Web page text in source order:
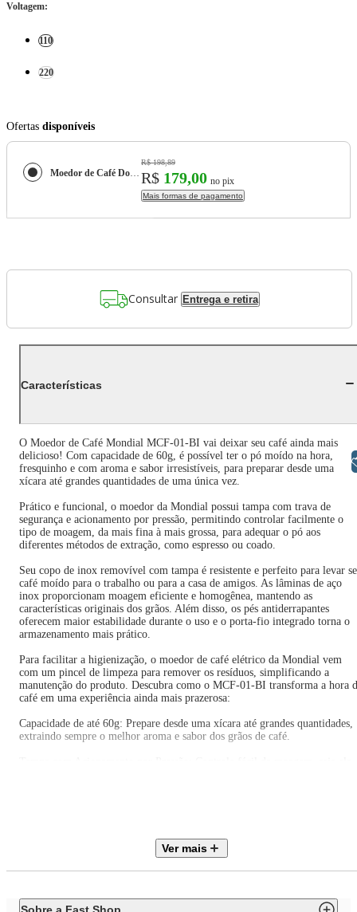
Voltagem:
110
220
Ofertas disponíveis
Moedor de Café Dolce Arome Mondial Preto/Inox 180W - MCF-01-BI
R$ 198,89
R$ 179,00 no pix
Mais formas de pagamento
Consultar Entrega e retira
Características
O Moedor de Café Mondial MCF-01-BI vai deixar seu café ainda mais
delicioso! Com capacidade de 60g, é possível ter o pó moído na hora,
fresquinho e com aroma e sabor irresistíveis, para preparar desde uma
xícara até grandes quantidades de uma única vez.
Prático e funcional, o moedor da Mondial possui tampa com trava de
segurança e acionamento por pressão, permitindo controlar facilmente o
tipo de moagem, da mais fina à mais grossa, para adequar o pó aos
diferentes métodos de extração, como espresso ou coado.
Seu copo de inox removível com tampa é resistente e perfeito para levar
café moído para o trabalho ou para a casa de amigos. As lâminas de aço
inox proporcionam moagem eficiente e homogênea, mantendo as
características originais dos grãos. Além disso, os pés antiderrapantes
oferecem maior estabilidade durante o uso e o porta-fio integrado torna o
armazenamento mais prático.
Para facilitar a higienização, o moedor de café elétrico da Mondial vem
com um pincel de limpeza para remover os resíduos, simplificando a
manutenção do produto. Descubra como o MCF-01-BI transforma a hora
café em uma experiência ainda mais prazerosa:
Capacidade de até 60g: Prepare desde uma xícara até grandes quantidades,
extraindo sempre o melhor aroma e sabor dos grãos de café.
preservando as características naturais dos grãos.
Trava de Segurança: Para sua proteção, o moedor funciona apenas quando
Ver mais
Libras